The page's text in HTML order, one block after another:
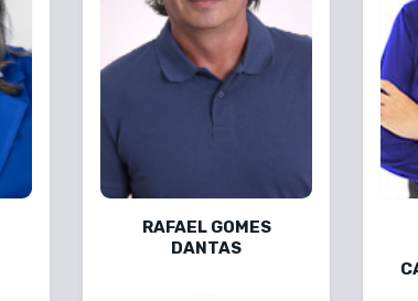
RAFAEL GOMES
DANTAS